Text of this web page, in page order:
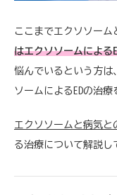
ここまでエクソソーム
はエクソソームによる
悩んでいるという方は
ソームによるEDの治療
エクソソームと病気と
る治療について解説し